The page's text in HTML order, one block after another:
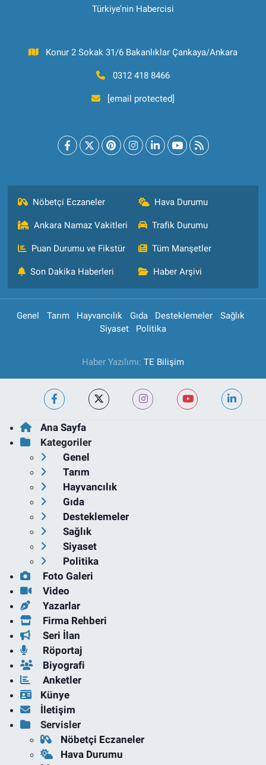
Türkiye’nin Habercisi
Konur 2 Sokak 31/6 Bakanlıklar Çankaya/Ankara
0312 418 8466
[email protected]
Nöbetçi Eczaneler Hava Durumu
Ankara Namaz Vakitleri Trafik Durumu
Puan Durumu ve Fikstür Tüm Manşetler
Son Dakika Haberleri Haber Arşivi
Genel Tarım Hayvancılık Gıda Desteklemeler
Sağlık
Siyaset
Politika
Haber Yazılımı: TE Bilişim
Ana Sayfa
Kategoriler
Genel
Tarım
Hayvancılık
Gıda
Desteklemeler
Sağlık
Siyaset
Politika
Foto Galeri
Video
Yazarlar
Firma Rehberi
Seri İlan
Röportaj
Biyografi
Anketler
Künye
İletişim
Servisler
Nöbetçi Eczaneler
Hava Durumu